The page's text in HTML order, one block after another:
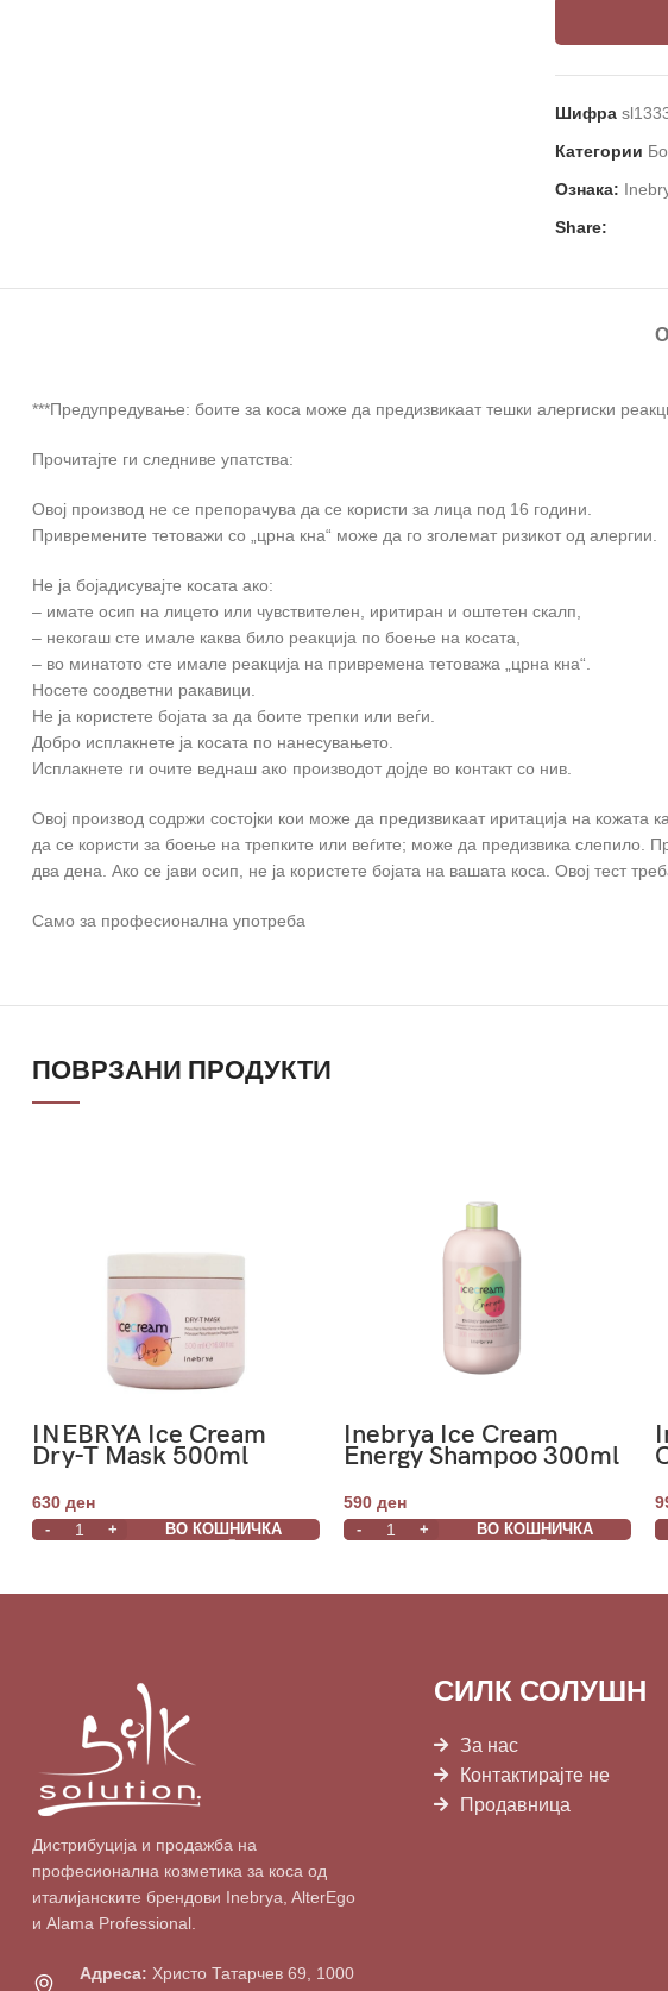
Шифра
Категории
Ознака:
Share:
***Предупредување: боите за коса може да предизвикаат тешки алергиски
Прочитајте ги следниве упатства:
Овој производ не се препорачува да се користи за лица под 16 години.
Привремените тетоважи со „црна кна“ може да го зголемат ризикот од алергии.
Не ја бојадисувајте косата ако:
– имате осип на лицето или чувствителен, иритиран и оштетен скалп,
– некогаш сте имале каква било реакција по боење на косата,
– во минатото сте имале реакција на привремена тетоважа „црна кна“.
Носете соодветни ракавици.
Не ја користете бојата за да боите трепки или веѓи.
Добро исплакнете ја косата по нанесувањето.
Исплакнете ги очите веднаш ако производот дојде во контакт со нив.
Овој производ содржи состојки кои може да предизвикаат иритација на
да се користи за боење на трепките или веѓите; може да предизвика слепило.
два дена. Ако се јави осип, не ја користете бојата на вашата коса. Овој тест
Само за професионална употреба
ПОВРЗАНИ ПРОДУКТИ
INEBRYA Ice Cream
Dry-T Mask 500ml
630 ден
ВО КОШНИЧКА
Inebrya Ice Cream
Energy Shampoo 300ml
590 ден
ВО КОШНИЧКА
Дистрибуција и продажба на
професионална козметика за коса од
италијанските брендови Inebrya, AlterEgo
и Alama Professional.
Адреса: Христо Татарчев 69, 1000
СИЛК СОЛУШН
За нас
Контактирајте не
Продавница